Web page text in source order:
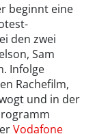
beginnt eine
den zwei
Sam
Infolge
Rachefilm,
und in der
Vodafone